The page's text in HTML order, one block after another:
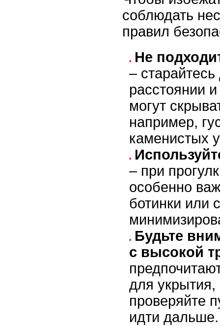
соблюдать
правил
Не
–
расстоянии и
могут
например,
каменистых
– при
особенно
ботинки или
Будьте
с высокой
для укрытия,
проверяйте
идти дальше.